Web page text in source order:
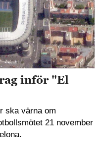
inför "El
ska värna om
21 november